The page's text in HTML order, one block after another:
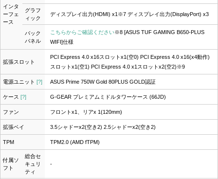
インタ
ーフェ
ース
グラフ
ィック
ディスプレイ出力(HDMI) x1 ※7 ディスプレイ出力(DisplayPort) x3
バック
パネル
こちらからご確認ください※8 [ASUS TUF GAMING B650-PLUS
WIFI]仕様
拡張スロット
PCI Express 4.0 x16スロットx1(空0) PCI Express 4.0 x16(x4動作)
スロットx1(空1) PCI Express 4.0 x1スロットx2(空2)※9
電源ユニット [?] ASUS Prime 750W Gold 80PLUS GOLD認証
ケース [?] G-GEAR プレミアムミドルタワーケース (66JD)
ファン フロントx1、リアx 1(120mm)
拡張ベイ 3.5シャドーx2(空き2) 2.5シャドーx2(空き2)
TPM TPM2.0 (AMD fTPM)
付属ソ
フト
総合セ
キュリ
ティ
-